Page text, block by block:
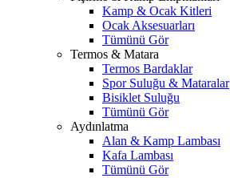
Kamp & Ocak Kitleri
Ocak Aksesuarları
Tümünü Gör
Termos & Matara
Termos Bardaklar
Spor Suluğu & Mataralar
Bisiklet Suluğu
Tümünü Gör
Aydınlatma
Alan & Kamp Lambası
Kafa Lambası
Tümünü Gör